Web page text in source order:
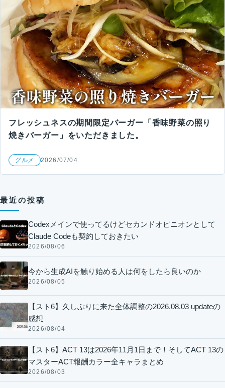
フレッシュネスの期間限定バーガー「香味野菜の照り
焼きバーガー」をいただきました。
グルメ 2026/07/04
最近の投稿
Codexメインで使ってるけどセカンドオピニオンとして
Claude Codeも契約しておきたい
2026/08/06
今から生成AIを触り始める人は何をしたら良いのか
2026/08/05
【スト6】久しぶりに来た全体調整の2026.08.03 updateの
感想
2026/08/04
【スト6】ACT 13は2026年11月1日まで！そしてACT 13の
マスターACT報酬カラー全キャラまとめ
2026/08/03